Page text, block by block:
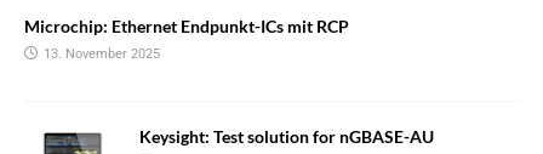
Microchip: Ethernet Endpunkt-ICs mit RCP
13. November 2025
Keysight: Test solution for nGBASE-AU